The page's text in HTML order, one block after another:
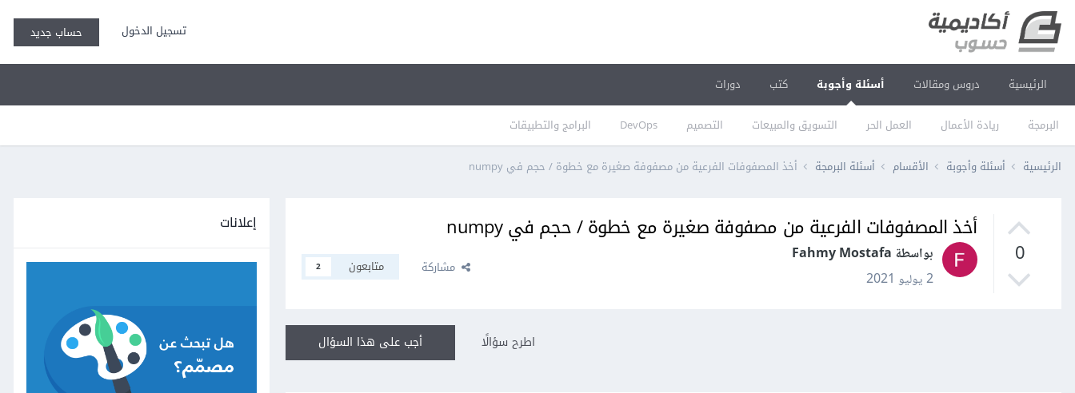
تسجيل الدخول حساب جديد
الرئيسية دروس ومقالات أسئلة وأجوبة
البرمجة ريادة الأعمال العمل الحر التسويق والمبيعات التصميم DevOps البرامج والتطبيقات
كتب دورات
الرئيسية أسئلة وأجوبة الأقسام أسئلة البرمجة أخذ المصفوفات الفرعية من مصفوفة صغيرة مع خطوة / حجم في numpy
0
أخذ المصفوفات الفرعية من مصفوفة صغيرة مع خطوة / حجم في numpy
بواسطة Fahmy Mostafa
2 يوليو 2021
مشاركة متابعون 2
أجب على هذا السؤال اطرح سؤالًا
إعلانات